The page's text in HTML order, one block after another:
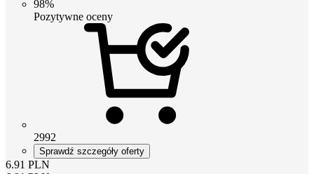
98%
Pozytywne oceny
2992
Sprawdź szczegóły oferty
6.91 PLN